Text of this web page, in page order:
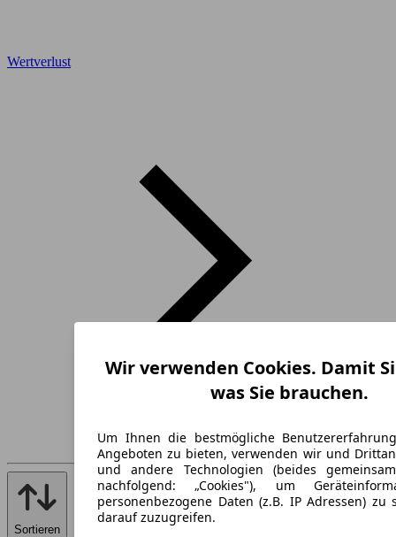
Wertverlust
Sortieren
Wir verwenden Cookies. Damit
was Sie brauchen.
Um Ihnen die bestmögliche
Angeboten zu bieten, verwenden wir und
und andere Technologien (beides
nachfolgend: „Cookies"), um
personenbezogene Daten (z.B. IP Adressen) zu
darauf zuzugreifen.